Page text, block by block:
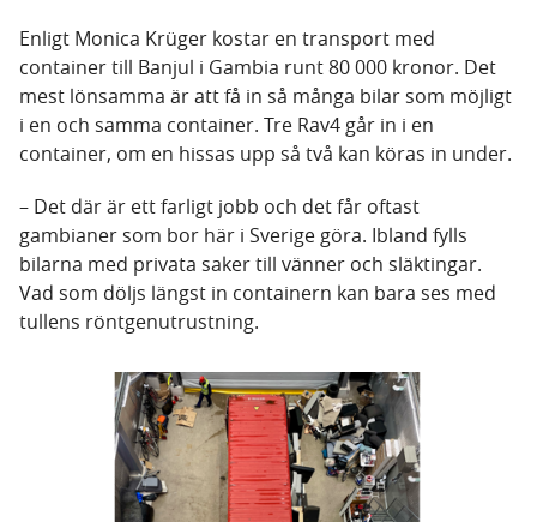
Enligt Monica Krüger kostar en transport med
container till Banjul i Gambia runt 80 000 kronor. Det
mest lönsamma är att få in så många bilar som möjligt
i en och samma container. Tre Rav4 går in i en
container, om en hissas upp så två kan köras in under.
– Det där är ett farligt jobb och det får oftast
gambianer som bor här i Sverige göra. Ibland fylls
bilarna med privata saker till vänner och släktingar.
Vad som döljs längst in containern kan bara ses med
tullens röntgenutrustning.